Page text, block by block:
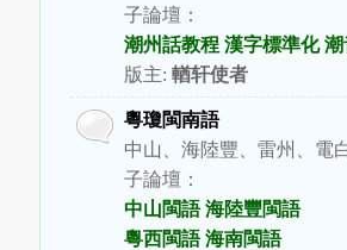
子論壇：
潮州話教程 漢字標準化 潮
版主: 輶轩使者
粵瓊閩南語
中山、海陸豐、雷州、電
子論壇：
中山閩語 海陸豐閩語
粵西閩語 海南閩語